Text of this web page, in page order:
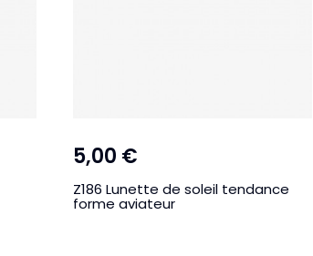
5,00 €
Z186 Lunette de soleil tendance
forme aviateur